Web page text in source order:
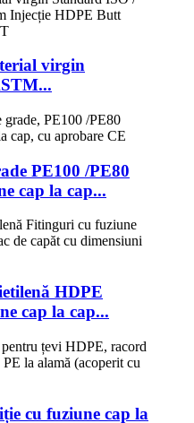
virgin
PE100 /PE80
cap la cap...
HDPE
cap la cap...
cu fuziune cap la